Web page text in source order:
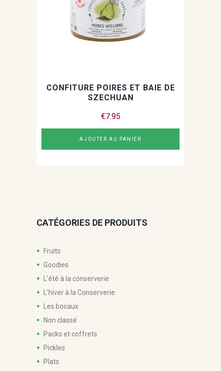
la
page
du
produit
CONFITURE POIRES ET BAIE DE
SZECHUAN
€7.95
AJOUTER AU PANIER
CATÉGORIES DE PRODUITS
Fruits
Goodies
L'été à la conserverie
L'hiver à la Conserverie
Les bocaux
Non classé
Packs et coffrets
Pickles
Plats